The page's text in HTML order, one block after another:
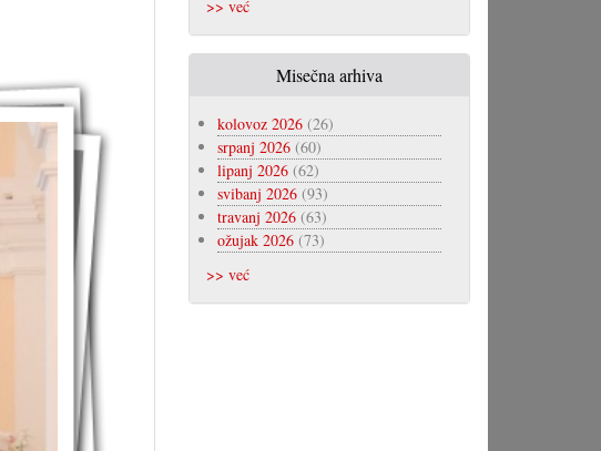
>> već
Misečna arhiva
kolovoz 2026(26)
srpanj 2026(60)
lipanj 2026(62)
svibanj 2026(93)
travanj 2026(63)
ožujak 2026(73)
>> već